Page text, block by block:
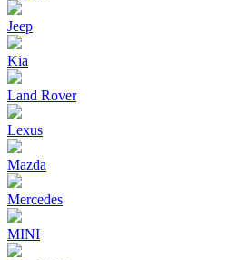
Jeep
Kia
Land Rover
Lexus
Mazda
Mercedes
MINI